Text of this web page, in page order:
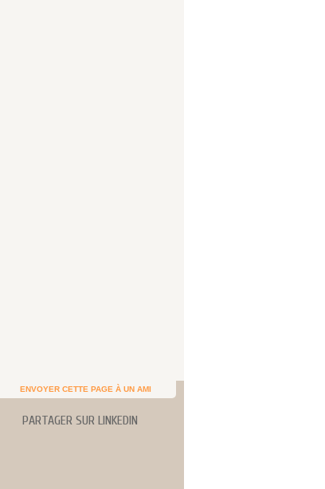
ENVOYER CETTE PAGE À UN AMI
PARTAGER SUR LINKEDIN